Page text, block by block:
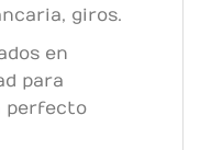
giros.
en
para
perfecto